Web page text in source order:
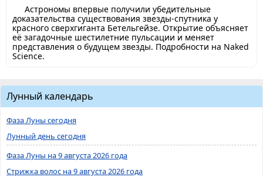
Астрономы впервые получили убедительные
доказательства существования звезды-спутника у
красного сверхгиганта Бетельгейзе. Открытие объясняет
её загадочные шестилетние пульсации и меняет
представления о будущем звезды. Подробности на Naked
Science.
Лунный календарь
Фаза Луны сегодня
Лунный день сегодня
Фаза Луны на 9 августа 2026 года
Стрижка волос на 9 августа 2026 года